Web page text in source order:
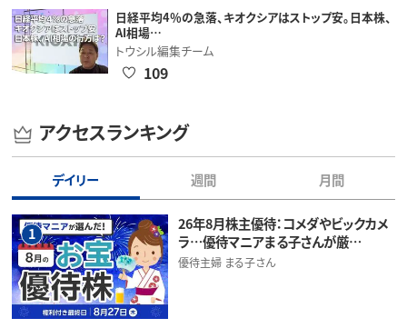
日経平均4％の急落、キオクシアはストップ安。日本株、
AI相場…
トウシル編集チーム
109
アクセスランキング
デイリー 週間 月間
1
26年8月株主優待：コメダやビックカメ
ラ…優待マニアまる子さんが厳…
優待主婦 まる子さん